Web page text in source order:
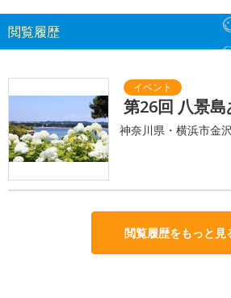
閲覧履歴
第26回 八景
神奈川県・横浜市金
閲覧履歴をもっと見